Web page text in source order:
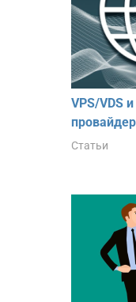
VPS/VDS
Статьи